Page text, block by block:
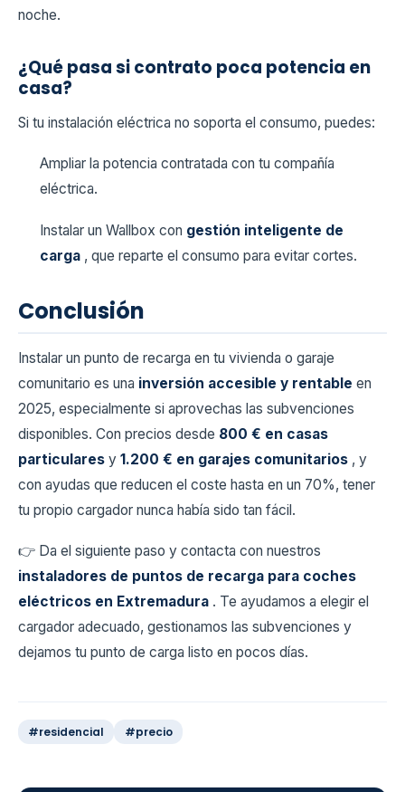
noche.
¿Qué pasa si contrato poca potencia en
casa?
Si tu instalación eléctrica no soporta el consumo, puedes:
Ampliar la potencia contratada con tu compañía
eléctrica.
Instalar un Wallbox con gestión inteligente de
carga , que reparte el consumo para evitar cortes.
Conclusión
Instalar un punto de recarga en tu vivienda o garaje
comunitario es una inversión accesible y rentable en
2025, especialmente si aprovechas las subvenciones
disponibles. Con precios desde 800 € en casas
particulares y 1.200 € en garajes comunitarios , y
con ayudas que reducen el coste hasta en un 70%, tener
tu propio cargador nunca había sido tan fácil.
👉 Da el siguiente paso y contacta con nuestros
instaladores de puntos de recarga para coches
eléctricos en Extremadura . Te ayudamos a elegir el
cargador adecuado, gestionamos las subvenciones y
dejamos tu punto de carga listo en pocos días.
#residencial #precio